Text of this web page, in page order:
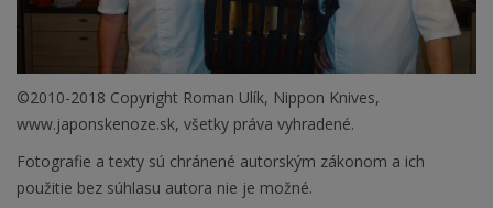
©2010-2018 Copyright Roman Ulík, Nippon Knives,
www.japonskenoze.sk, všetky práva vyhradené.
Fotografie a texty sú chránené autorským zákonom a ich
použitie bez súhlasu autora nie je možné.